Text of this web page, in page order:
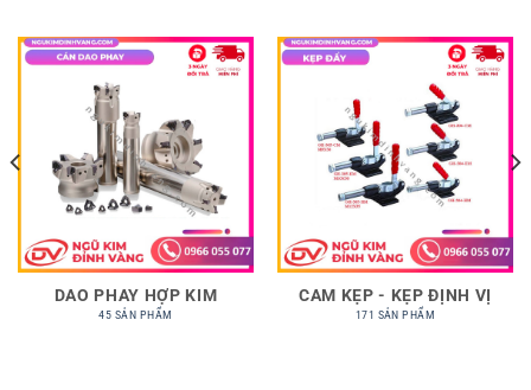
DAO PHAY HỢP KIM
45 SẢN PHẨM
CAM KẸP - KẸP ĐỊNH VỊ
171 SẢN PHẨM